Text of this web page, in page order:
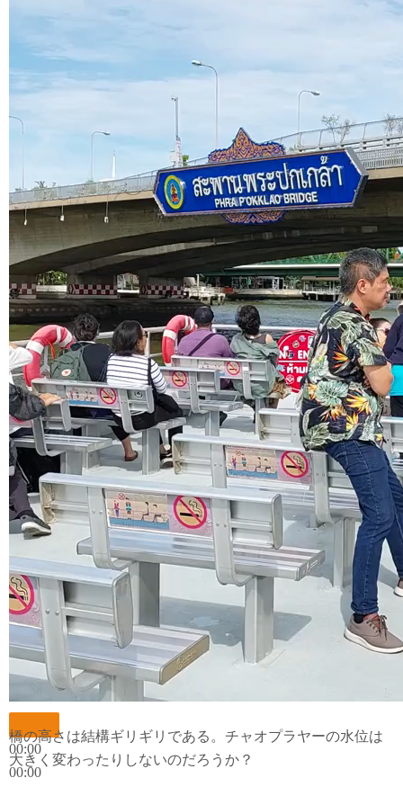
00:00
00:00
橋の高さは結構ギリギリである。チャオプラヤーの水位は
大きく変わったりしないのだろうか？